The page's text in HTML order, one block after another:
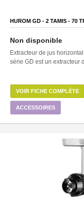
HUROM GD - 2 TAMIS - 70
Non disponible
Extracteur de jus
série GD est un extracteur
VOIR FICHE COMPLÈTE
ACCESSOIRES